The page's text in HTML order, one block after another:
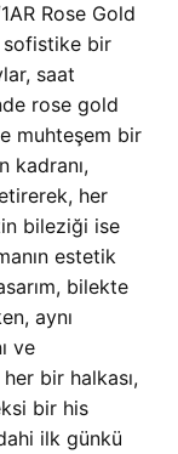
Rose Gold
sofistike bir
saat
rose gold
muhteşem bir
kadranı,
her
bileziği ise
estetik
bilekte
aynı
ve
her bir halkası,
bir his
ilk günkü